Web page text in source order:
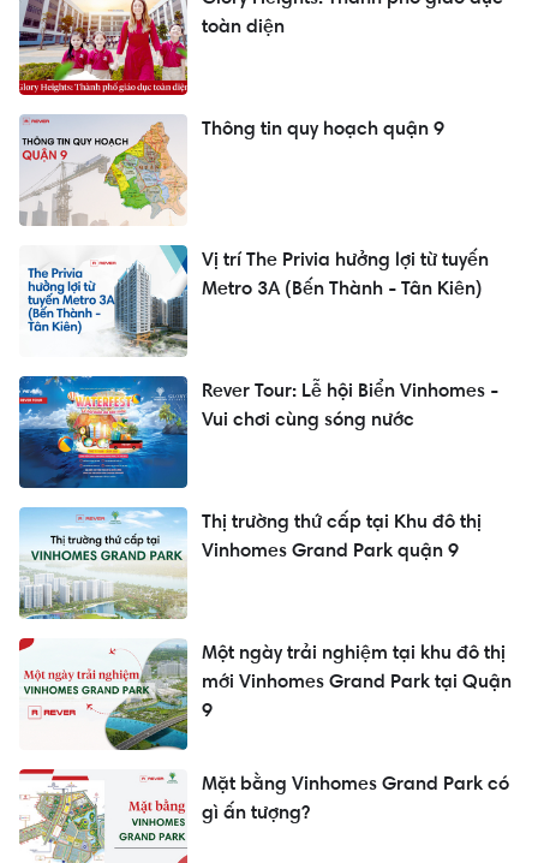
toàn diện
Thông tin quy hoạch quận 9
Vị trí The Privia hưởng lợi từ tuyến
Metro 3A (Bến Thành - Tân Kiên)
Rever Tour: Lễ hội Biển Vinhomes -
Vui chơi cùng sóng nước
Thị trường thứ cấp tại Khu đô thị
Vinhomes Grand Park quận 9
Một ngày trải nghiệm tại khu đô thị
mới Vinhomes Grand Park tại Quận
9
Mặt bằng Vinhomes Grand Park có
gì ấn tượng?